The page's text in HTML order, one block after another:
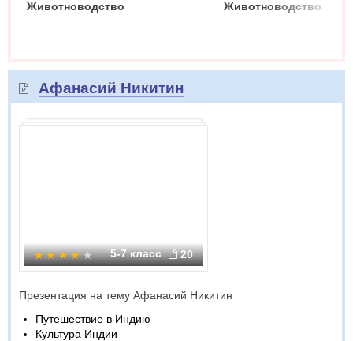
Животноводство Животноводство
Афанасий Никитин
5-7 класс 20
Презентация на тему Афанасий Никитин
Путешествие в Индию
Культура Индии